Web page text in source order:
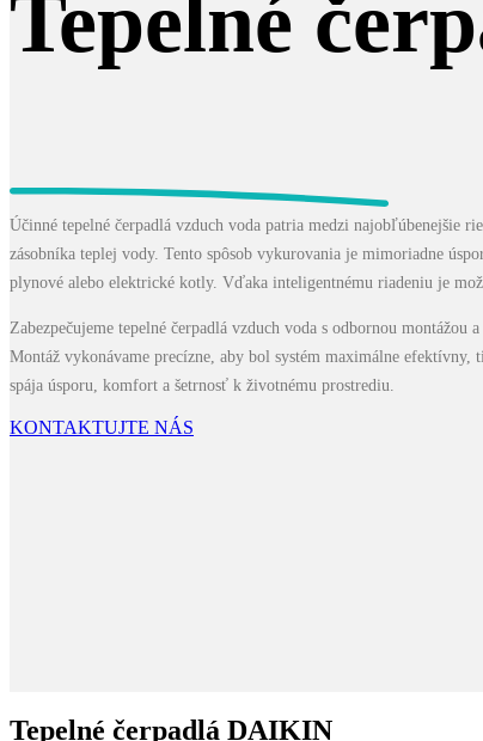
Tepelné
Účinné tepelné čerpadlá vzduch voda patria medzi najobľúbenejšie
zásobníka teplej vody. Tento spôsob vykurovania je mimoriadne
plynové alebo elektrické kotly. Vďaka inteligentnému riadeniu je
Zabezpečujeme tepelné čerpadlá vzduch voda s odbornou
Montáž vykonávame precízne, aby bol systém maximálne
spája úsporu, komfort a šetrnosť k životnému prostrediu.
KONTAKTUJTE NÁS
Tepelné čerpadlá DAIKIN